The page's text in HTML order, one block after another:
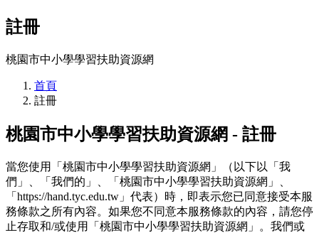
註冊
桃園市中小學學習扶助資源網
首頁
註冊
桃園市中小學學習扶助資源網 - 註冊
當您使用「桃園市中小學學習扶助資源網」（以下以「我
們」、「我們的」、「桃園市中小學學習扶助資源網」、
「https://hand.tyc.edu.tw」代表）時，即表示您已同意接受本服
務條款之所有內容。如果您不同意本服務條款的內容，請您停
止存取和/或使用「桃園市中小學學習扶助資源網」。我們或